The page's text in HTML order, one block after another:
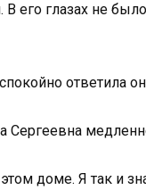
его глазах не
ответила
Сергеевна
доме. Я так и